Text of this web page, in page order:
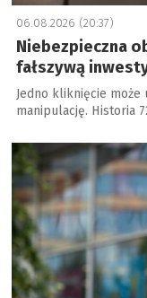
06.08.2026 (20:37)
Niebezpieczna
fałszywą
Jedno kliknięcie
manipulację. Historia
a